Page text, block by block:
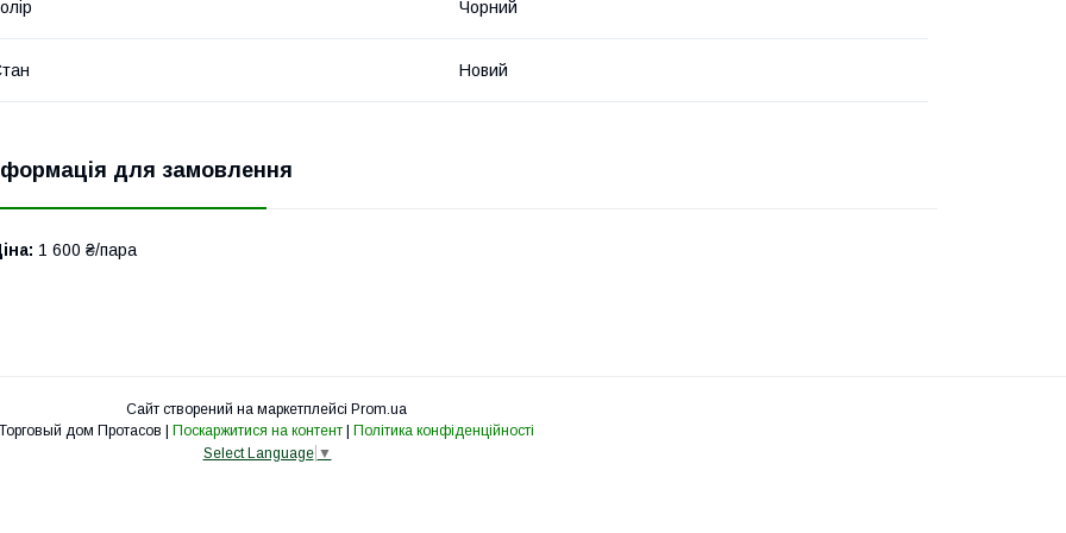
Чорний
Новий
для замовлення
1 600 ₴/пара
Сайт створений на маркетплейсі Prom.ua
Торговый дом Протасов | Поскаржитися на контент | Політика конфіденційності
Select Language ▼